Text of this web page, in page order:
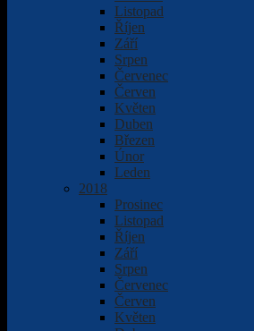
Listopad
Říjen
Září
Srpen
Červenec
Červen
Květen
Duben
Březen
Únor
Leden
2018
Prosinec
Listopad
Říjen
Září
Srpen
Červenec
Červen
Květen